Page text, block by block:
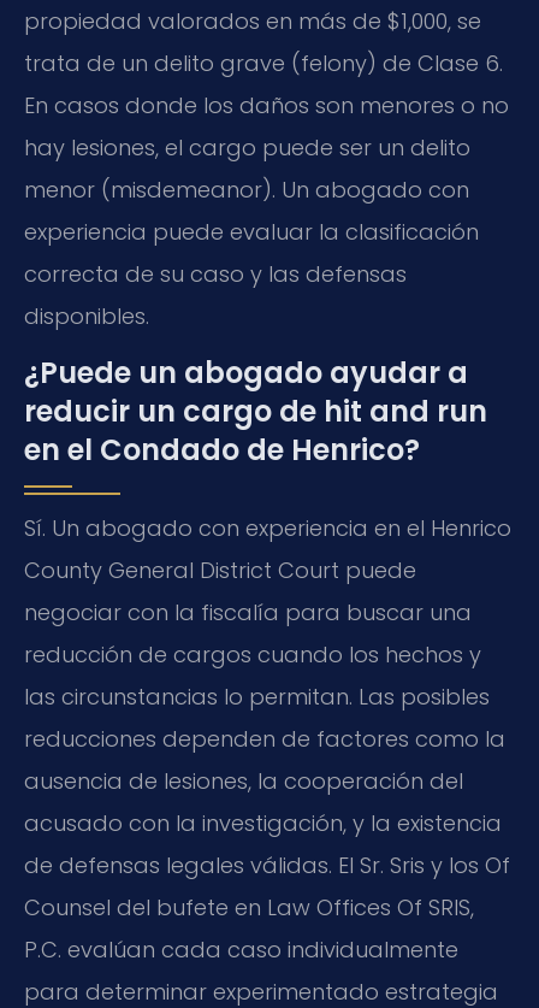
propiedad valorados en más de $1,000, se
trata de un delito grave (felony) de Clase 6.
En casos donde los daños son menores o no
hay lesiones, el cargo puede ser un delito
menor (misdemeanor). Un abogado con
experiencia puede evaluar la clasificación
correcta de su caso y las defensas
disponibles.
¿Puede un abogado ayudar a
reducir un cargo de hit and run
en el Condado de Henrico?
Sí. Un abogado con experiencia en el Henrico
County General District Court puede
negociar con la fiscalía para buscar una
reducción de cargos cuando los hechos y
las circunstancias lo permitan. Las posibles
reducciones dependen de factores como la
ausencia de lesiones, la cooperación del
acusado con la investigación, y la existencia
de defensas legales válidas. El Sr. Sris y los Of
Counsel del bufete en Law Offices Of SRIS,
P.C. evalúan cada caso individualmente
para determinar experimentado estrategia